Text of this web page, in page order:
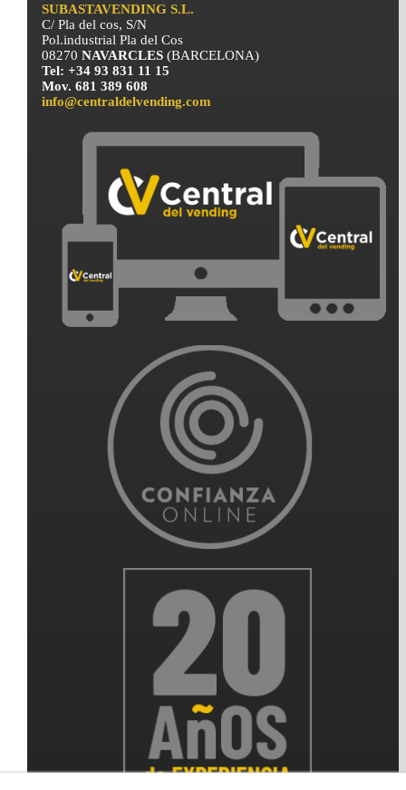
SUBASTAVENDING S.L.
C/ Pla del cos, S/N
Pol.industrial Pla del Cos
08270NAVARCLES(BARCELONA)
Tel: +34 93 831 11 15
Mov. 681 389 608
info@centraldelvending.com